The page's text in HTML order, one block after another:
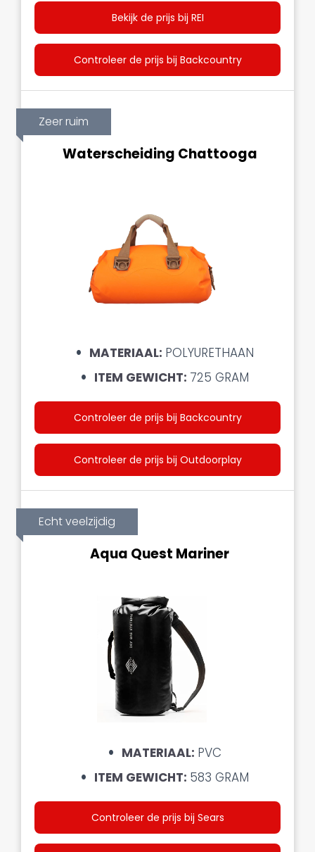
Bekijk de prijs bij REI
Controleer de prijs bij Backcountry
Zeer ruim
Waterscheiding Chattooga
MATERIAAL: POLYURETHAAN
ITEM GEWICHT: 725 GRAM
Controleer de prijs bij Backcountry
Controleer de prijs bij Outdoorplay
Echt veelzijdig
Aqua Quest Mariner
MATERIAAL: PVC
ITEM GEWICHT: 583 GRAM
Controleer de prijs bij Sears